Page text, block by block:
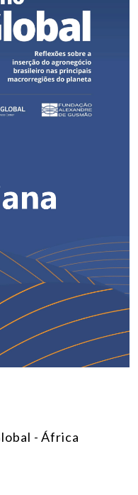
- África